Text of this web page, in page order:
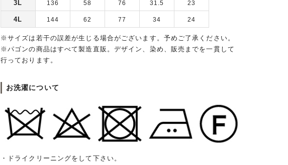
3L 136 58 76 31.5 23
4L 144 62 77 34 24
※サイズは若干の誤差が生じる場合がございます。予めご了承ください。
※パゴンの商品はすべて製造直販。デザイン、染め、販売までを一貫して
行っております。
お洗濯について
・ドライクリーニングをして下さい。